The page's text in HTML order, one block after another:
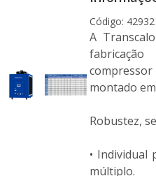
Código: 42932
A
montado
Robustez,
• Individual
múltiplo.